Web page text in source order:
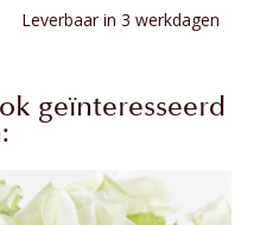
Leverbaar in 3 werkdagen
geïnteresseerd